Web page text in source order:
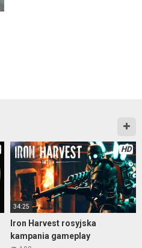
HD
34:25
Iron Harvest rosyjska
kampania gameplay